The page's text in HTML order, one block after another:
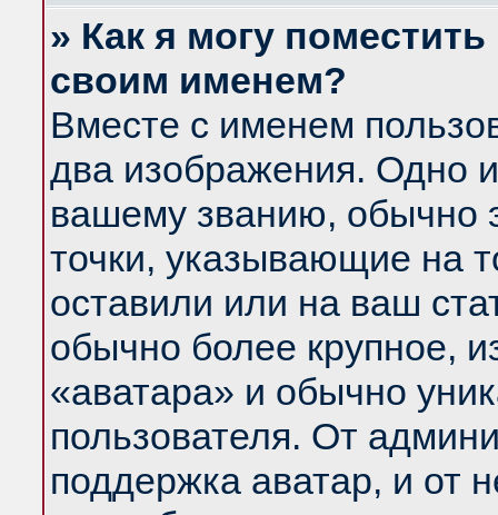
» Как я могу
своим именем?
Вместе с именем
два изображения. Одно
вашему званию, обычно
точки, указывающие на
оставили или на ваш
обычно более крупное,
«аватара» и обычно
пользователя. От
поддержка аватар, и от